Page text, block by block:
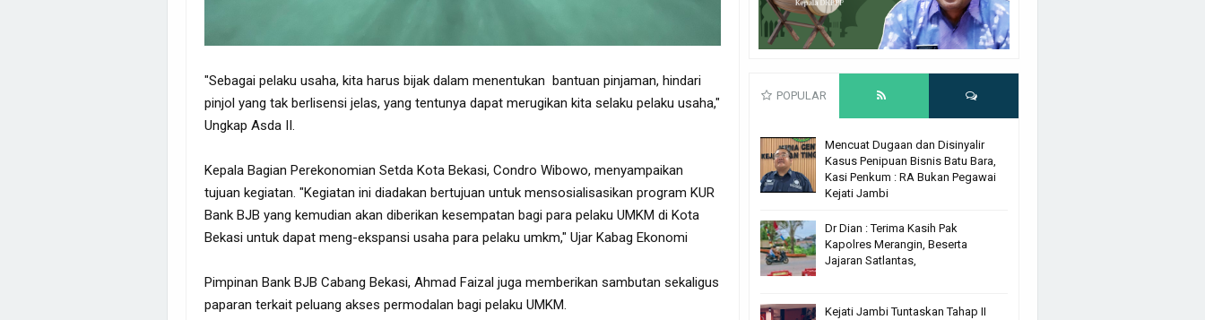
"Sebagai pelaku usaha, kita harus bijak dalam menentukan bantuan pinjaman, hindari
pinjol yang tak berlisensi jelas, yang tentunya dapat merugikan kita selaku pelaku usaha,"
Ungkap Asda II.
Kepala Bagian Perekonomian Setda Kota Bekasi, Condro Wibowo, menyampaikan
tujuan kegiatan. "Kegiatan ini diadakan bertujuan untuk mensosialisasikan program KUR
Bank BJB yang kemudian akan diberikan kesempatan bagi para pelaku UMKM di Kota
Bekasi untuk dapat meng-ekspansi usaha para pelaku umkm," Ujar Kabag Ekonomi
Pimpinan Bank BJB Cabang Bekasi, Ahmad Faizal juga memberikan sambutan sekaligus
paparan terkait peluang akses permodalan bagi pelaku UMKM.
POPULAR
Mencuat Dugaan dan Disinyalir
Kasus Penipuan Bisnis Batu Bara,
Kasi Penkum : RA Bukan Pegawai
Kejati Jambi
Dr Dian : Terima Kasih Pak
Kapolres Merangin, Beserta
Jajaran Satlantas,
Kejati Jambi Tuntaskan Tahap II